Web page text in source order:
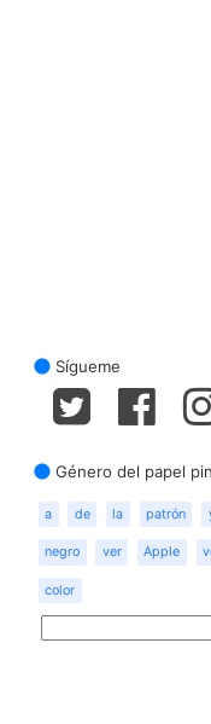
Sígueme
Género del papel
a de la patrón
negro ver Apple
color